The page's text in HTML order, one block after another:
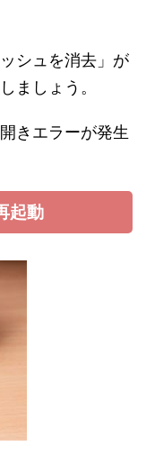
シュを消去」が
ましょう。
きエラーが発生
起動